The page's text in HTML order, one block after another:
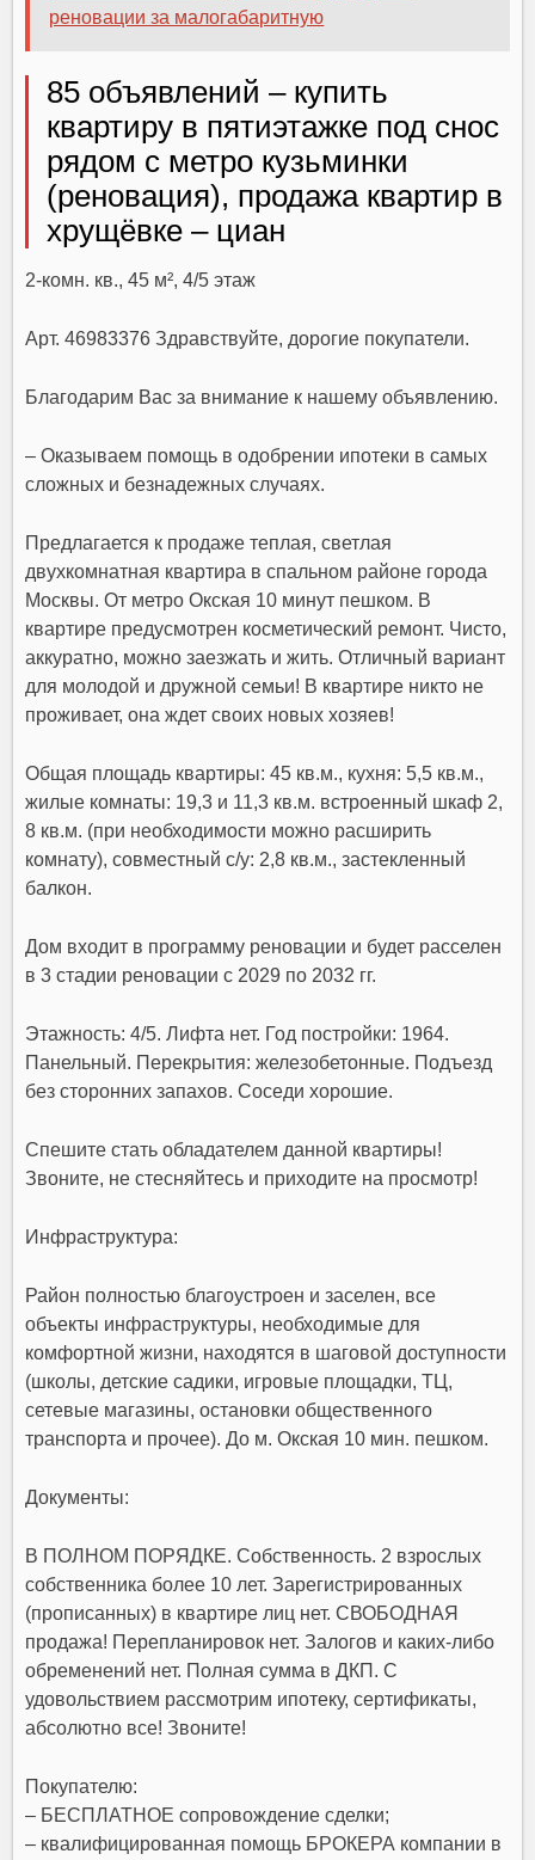
реновации за малогабаритную
85 объявлений – купить
квартиру в пятиэтажке под снос
рядом с метро кузьминки
(реновация), продажа квартир в
хрущёвке – циан
2-комн. кв., 45 м², 4/5 этаж
Арт. 46983376 Здравствуйте, дорогие покупатели.
Благодарим Вас за внимание к нашему объявлению.
– Оказываем помощь в одобрении ипотеки в самых
сложных и безнадежных случаях.
Предлагается к продаже теплая, светлая
двухкомнатная квартира в спальном районе города
Москвы. От метро Окская 10 минут пешком. В
квартире предусмотрен косметический ремонт. Чисто,
аккуратно, можно заезжать и жить. Отличный вариант
для молодой и дружной семьи! В квартире никто не
проживает, она ждет своих новых хозяев!
Общая площадь квартиры: 45 кв.м., кухня: 5,5 кв.м.,
жилые комнаты: 19,3 и 11,3 кв.м. встроенный шкаф 2,
8 кв.м. (при необходимости можно расширить
комнату), совместный с/у: 2,8 кв.м., застекленный
балкон.
Дом входит в программу реновации и будет расселен
в 3 стадии реновации с 2029 по 2032 гг.
Этажность: 4/5. Лифта нет. Год постройки: 1964.
Панельный. Перекрытия: железобетонные. Подъезд
без сторонних запахов. Соседи хорошие.
Спешите стать обладателем данной квартиры!
Звоните, не стесняйтесь и приходите на просмотр!
Инфраструктура:
Район полностью благоустроен и заселен, все
объекты инфраструктуры, необходимые для
комфортной жизни, находятся в шаговой доступности
(школы, детские садики, игровые площадки, ТЦ,
сетевые магазины, остановки общественного
транспорта и прочее). До м. Окская 10 мин. пешком.
Документы:
В ПОЛНОМ ПОРЯДКЕ. Собственность. 2 взрослых
собственника более 10 лет. Зарегистрированных
(прописанных) в квартире лиц нет. СВОБОДНАЯ
продажа! Перепланировок нет. Залогов и каких-либо
обременений нет. Полная сумма в ДКП. С
удовольствием рассмотрим ипотеку, сертификаты,
абсолютно все! Звоните!
Покупателю:
– БЕСПЛАТНОЕ сопровождение сделки;
– квалифицированная помощь БРОКЕРА компании в